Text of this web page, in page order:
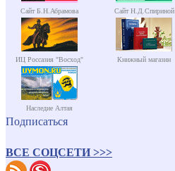
Сайт Б.Н.Абрамова Сайт Н.Д.Спириной
ИЦ Россазия "Восход" Книжный магазин
Наследие Алтая
Подписаться
ВСЕ СОЦСЕТИ >>>